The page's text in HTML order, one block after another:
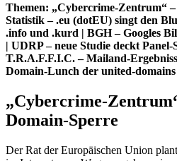
Themen: „Cybercrime-Zentrum“
Statistik – .eu (dotEU) singt den
.info und .kurd | BGH – Googles
| UDRP – neue Studie deckt Panel-
T.R.A.F.F.I.C. – Mailand-
Domain-Lunch der united-
„Cybercrime-
Domain-Sperre
Der Rat der Europäischen Union